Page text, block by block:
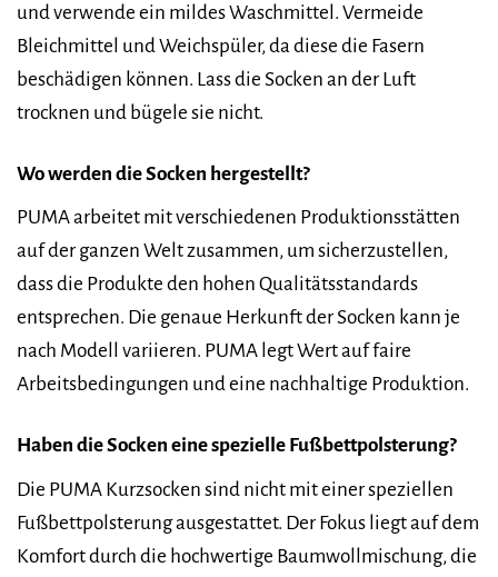
und verwende ein mildes Waschmittel. Vermeide
Bleichmittel und Weichspüler, da diese die Fasern
beschädigen können. Lass die Socken an der Luft
trocknen und bügele sie nicht.
Wo werden die Socken hergestellt?
PUMA arbeitet mit verschiedenen Produktionsstätten
auf der ganzen Welt zusammen, um sicherzustellen,
dass die Produkte den hohen Qualitätsstandards
entsprechen. Die genaue Herkunft der Socken kann je
nach Modell variieren. PUMA legt Wert auf faire
Arbeitsbedingungen und eine nachhaltige Produktion.
Haben die Socken eine spezielle Fußbettpolsterung?
Die PUMA Kurzsocken sind nicht mit einer speziellen
Fußbettpolsterung ausgestattet. Der Fokus liegt auf dem
Komfort durch die hochwertige Baumwollmischung, die